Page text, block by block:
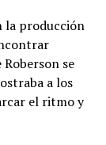
la producción
se
a los
el ritmo y